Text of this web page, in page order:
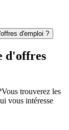
d'emploi ?
d'offres
Vous trouverez les
vous intéresse